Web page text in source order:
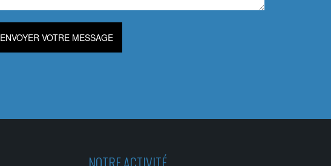
ENVOYER VOTRE MESSAGE